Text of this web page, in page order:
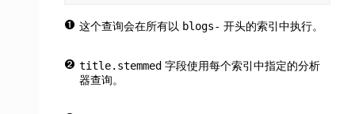
这个查询会在所有以 blogs- 开头的索引中执行。
title.stemmed 字段使用每个索引中指定的分析
器查询。